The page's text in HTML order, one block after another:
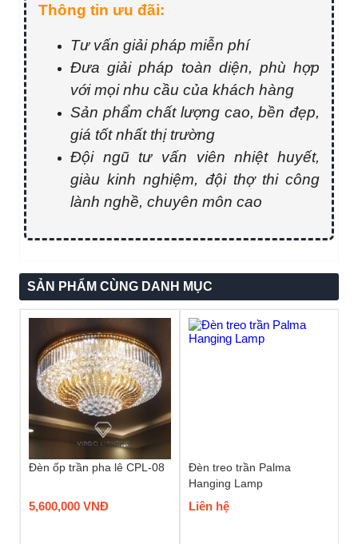
Thông tin ưu đãi:
Tư vấn giải pháp miễn phí
Đưa giải pháp toàn diện, phù hợp
với mọi nhu cầu của khách hàng
Sản phẩm chất lượng cao, bền đẹp,
giá tốt nhất thị trường
Đội ngũ tư vấn viên nhiệt huyết,
giàu kinh nghiệm, đội thợ thi công
lành nghề, chuyên môn cao
SẢN PHẨM CÙNG DANH MỤC
Đèn ốp trần pha lê CPL-08
5,600,000 VNĐ
Đèn treo trần Palma
Hanging Lamp
Liên hệ